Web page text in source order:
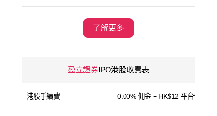
了解更多
盈立證券IPO港股收費表
港股手續費 0.00% 佣金 + HK$12 平台使用費